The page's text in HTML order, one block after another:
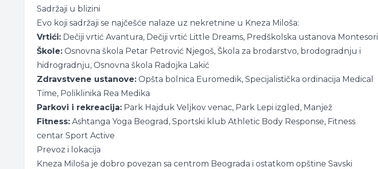
Sadržaji u blizini
Evo koji sadržaji se najčešće nalaze uz nekretnine u Kneza Miloša:
Vrtići: Dečiji vrtić Avantura, Dečiji vrtić Little Dreams, Predškolska ustanova Montesori
Škole: Osnovna škola Petar Petrović Njegoš, Škola za brodarstvo, brodogradnju i
hidrogradnju, Osnovna škola Radojka Lakić
Zdravstvene ustanove: Opšta bolnica Euromedik, Specijalistička ordinacija Medical
Time, Poliklinika Rea Medika
Parkovi i rekreacija: Park Hajduk Veljkov venac, Park Lepi izgled, Manjež
Fitness: Ashtanga Yoga Beograd, Sportski klub Athletic Body Response, Fitness
centar Sport Active
Prevoz i lokacija
Kneza Miloša je dobro povezan sa centrom Beograda i ostatkom opštine Savski